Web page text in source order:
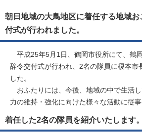
朝日地域の大鳥地区に着任する地域
付式が行われました。
平成25年5月1日、鶴岡市役所にて、鶴
辞令交付式が行われ、2名の隊員に榎本市
した。
おふたりには、今後、地域の中で生活
力の維持・強化に向けた様々な活動に従事
着任した2名の隊員を紹介いたします。